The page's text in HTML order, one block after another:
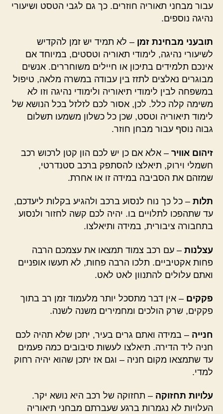
עבור מבחני תאוריה חוזרים. כך גם לגבי הטסט ושיעורי
נהיגה נוספים.
תובעני מבחינת זמן – לא תמיד יש זמן להקדיש
לשיעורי נהיגה, לימודי תאוריה וטסטים, במיוחד אם
אינכם תלמידים בתיכון או חיילים משוחררים. אנשים
מבוגרים נאלצים לתזז בין עבודה במשרה מלאה, טיפול
במשפחה לבין לימודי תיאוריה ולימודי נהיגה וזו לא
משימה קלה כלל. לכן, אסור לכם לזלזל בכל הנושא של
לימוד תיאוריה וטסט, שכן כל כשלון משמעו תשלום
גבוה נוסף עבור מבחן חוזר.
זיהום אוויר – אלא אם כן יש לכם הון קטן לרכוש רכב
חשמלי וירוק, תיאלצו להסתפק ברכב סטנדרטי,
שמזהם את הסביבה במידה זו או אחרת.
תלות – כל כך נוח לנסוע ברכב ולהגיע בקלות ליעדכם,
עד שתהפכו לתלויים בו. יהיה לכם קשה לחזור ולנסוע
בתחבורה ציבורית, במידה ותיאלצו.
עצלנות – עם רכב צמוד תמצאו את עצמכם הרבה
פחות אקטיביים. תלכו הרבה פחות, לא תעשו אופניים
ואתם עלולים להתנוון לאט לאט.
פקקים – אין דבר מתסכל יותר מלעמוד זמן רב בתוך
פקקים, שרק הולכים ומחמירים משנה לשנה.
חנייה – במידה ואתם גרים בעיר, יתכן שלא תהיה לכם
חניה ליד הדירה. תיאלצו לעשות סיבובים כמה פעמים
עד שתמצאו מקום חניה – וגם אז יתכן שהוא יהיה רחוק
למדי.
עלויות תחזוקה – תחזוקה של רכב היא נושא יקר.
העלויות לא נגמרות ברגע שעברתם מבחני תיאוריה